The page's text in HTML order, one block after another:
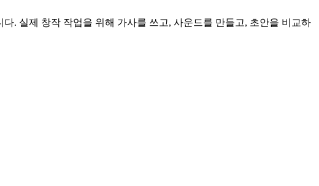
. 실제 창작 작업을 위해 가사를 쓰고, 사운드를 만들고, 초안을 비교하